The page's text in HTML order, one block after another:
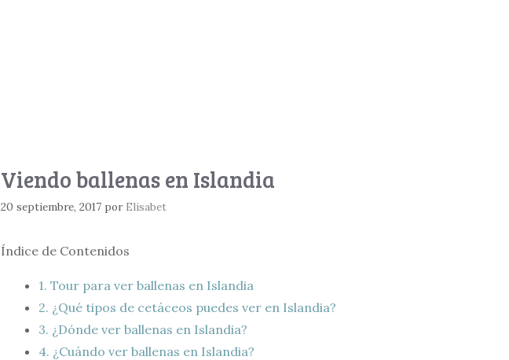
Viendo ballenas en Islandia
20 septiembre, 2017 por Elisabet
Índice de Contenidos
1. Tour para ver ballenas en Islandia
2. ¿Qué tipos de cetáceos puedes ver en Islandia?
3. ¿Dónde ver ballenas en Islandia?
4. ¿Cuándo ver ballenas en Islandia?